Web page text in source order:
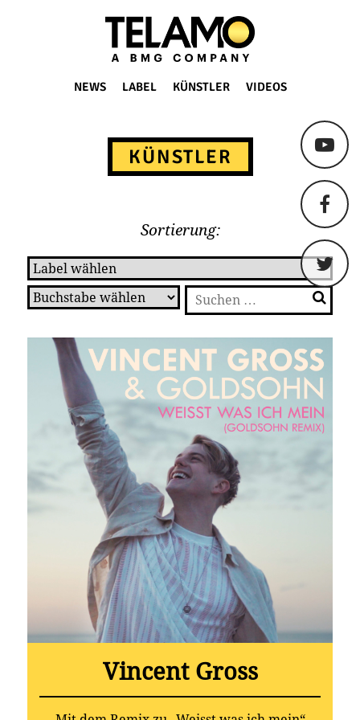
TELAMO
NEWS LABEL KÜNSTLER VIDEOS
KÜNSTLER
Sortierung:
Suchen
nach:
Vincent Gross